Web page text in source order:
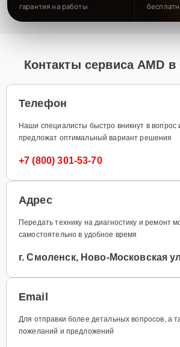
гарантия на работы
Контакты сервиса AMD
Телефон
Наши специалисты быстро вникнут в вопрос
предложат оптимальный вариант решения
+7 (800) 301-53-70
Адрес
Передать технику на диагностику и ремонт
самостоятельно в удобное время
г. Смоленск, Ново-Московская
Email
Для отправки более детальных вопросов, а
пожеланий и предложений